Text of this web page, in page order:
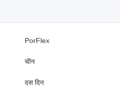
PorFlex
चीन
दस दिन